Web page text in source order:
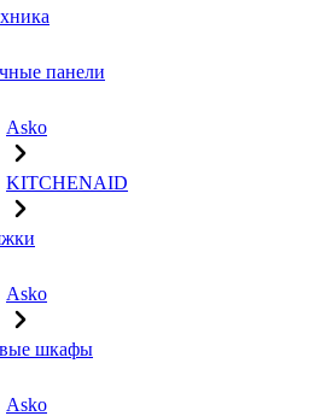
панели
Asko
KITCHENAID
Asko
шкафы
Asko